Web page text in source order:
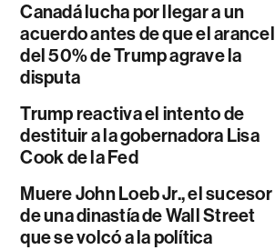
Canadá lucha por llegar a un
acuerdo antes de que el arancel
del 50% de Trump agrave la
disputa
Trump reactiva el intento de
destituir a la gobernadora Lisa
Cook de la Fed
Muere John Loeb Jr., el sucesor
de una dinastía de Wall Street
que se volcó a la política